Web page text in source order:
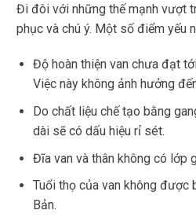
Đi đôi với những thế mạnh vượt
phục và chú ý. Một số điểm yếu
Độ hoàn thiện van chưa đạt
Việc này không ảnh hưởng
Do chất liệu chế tạo bằng
dài sẽ có dấu hiệu rỉ sét.
Đĩa van và thân không có lớp
Tuổi thọ của van không được
Bản.